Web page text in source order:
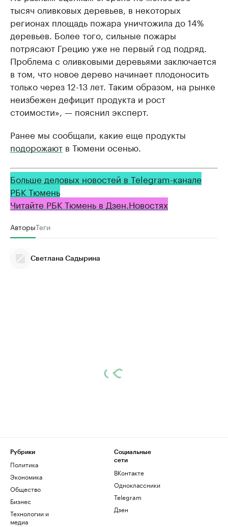
тысяч оливковых деревьев, в некоторых
регионах площадь пожара уничтожила до 14%
деревьев. Более того, сильные пожары
потрясают Грецию уже не первый год подряд.
Проблема с оливковыми деревьями заключается
в том, что новое дерево начинает плодоносить
только через 12-13 лет. Таким образом, на рынке
неизбежен дефицит продукта и рост
стоимости», — пояснил эксперт.
Ранее мы сообщали, какие еще продукты
подорожают в Тюмени осенью.
Больше деловых новостей в Telegram-канале
РБК Тюмень
Читайте РБК Тюмень в Дзен.Новостях
АвторыТеги
Светлана Садырина
Рубрики
Политика
Экономика
Общество
Бизнес
Технологии и
медиа
Социальные
сети
ВКонтакте
Одноклассники
Telegram
Дзен